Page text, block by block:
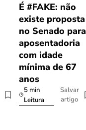
É #FAKE: não
existe proposta
no Senado para
aposentadoria
com idade
mínima de 67
anos
5 min
Leitura
Salvar
artigo